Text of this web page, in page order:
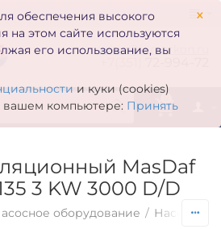
×
обеспечения высокого
на этом сайте используются
его использование, вы
и куки (cookies)
вашем компьютере: Принять
zakaz@inmarkon.ru
0
MasDaf
3 KW 3000 D/D
оборудование / Насосы по